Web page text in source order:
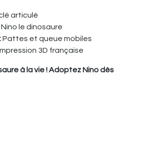
articulé
Nino le dinosaure
Pattes et queue mobiles
3D française
à la vie ! Adoptez Nino dès